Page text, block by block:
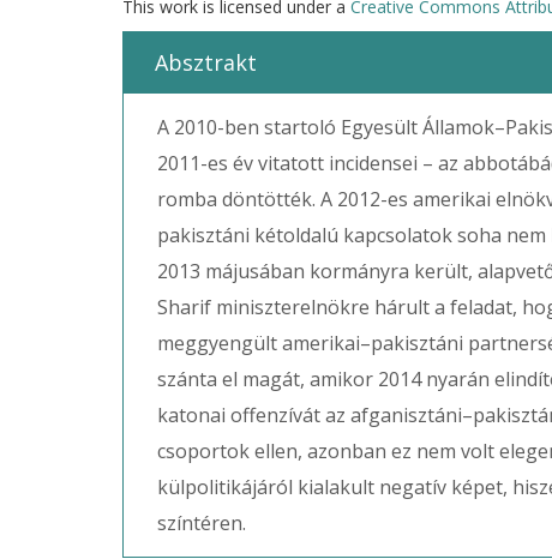
This work is licensed under a Creative Commons
Absztrakt
A 2010-ben startoló Egyesült
2011-es év vitatott incidensei – az
romba döntötték. A 2012-es amerikai
pakisztáni kétoldalú kapcsolatok soha
2013 májusában kormányra került,
Sharif miniszterelnökre hárult a feladat,
meggyengült amerikai–pakisztáni
szánta el magát, amikor 2014 nyarán
katonai offenzívát az
csoportok ellen, azonban ez nem volt
külpolitikájáról kialakult negatív képet,
színtéren.